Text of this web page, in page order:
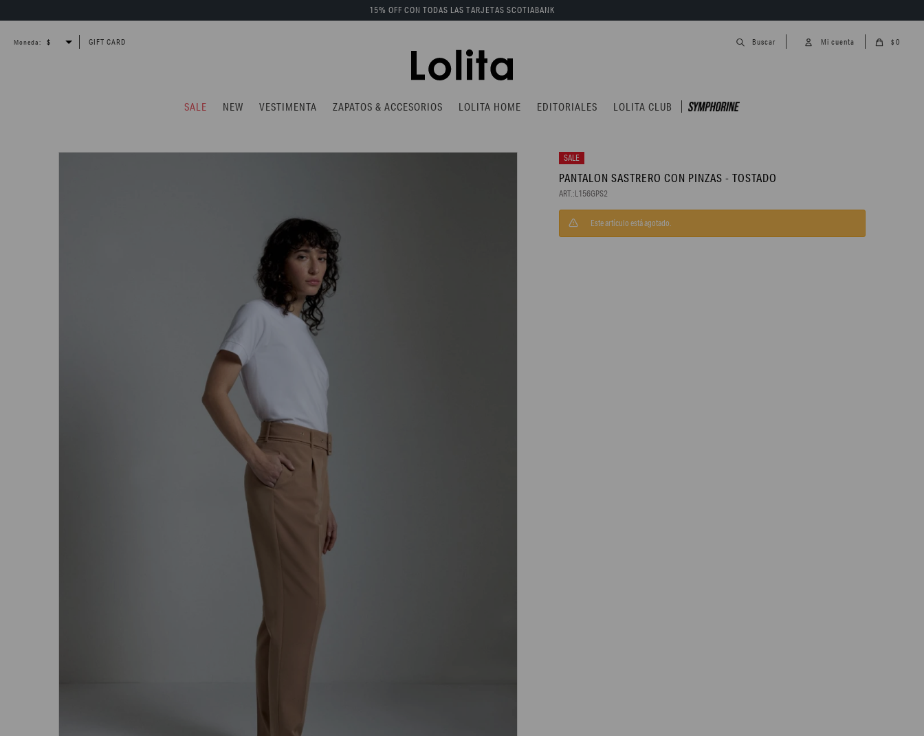
SALE NEW VESTIMENTA ZAPATOS & ACCESORIOS LOLITA HOME EDITORIALES LOLITA CLUB
$ 0
15% OFF CON TODAS LAS TARJETAS SCOTIABANK
Moneda: GIFT CARD
PANTALON SASTRERO CON PINZAS - TOSTADO
L156GPS2
Este artículo está agotado.